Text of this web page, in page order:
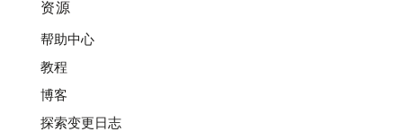
资源
帮助中心
教程
博客
探索变更日志